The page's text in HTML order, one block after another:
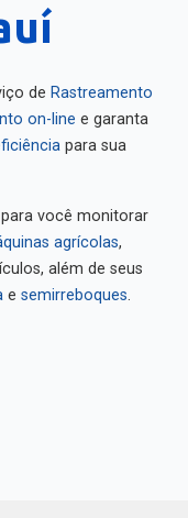
de Rastreamento
on-line e garanta
para sua
você monitorar
agrícolas,
além de seus
e semirreboques.